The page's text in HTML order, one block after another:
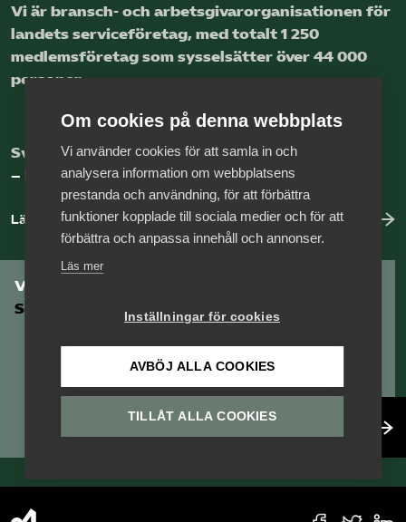
Vi är bransch- och arbetsgivar­organisationen för
landets service­företag, med totalt 1 250
medlems­företag som sysselsätter över 44 000
personer.
Sveriges nya basnäring
– landets främsta integrationsmotor.
Läs mer om oss
Vill du vara en del av
Serviceföretagen?
Om cookies på denna webbplats
Vi använder cookies för att samla in och
analysera information om webbplatsens
prestanda och användning, för att förbättra
funktioner kopplade till sociala medier och för att
förbättra och anpassa innehåll och annonser.
Läs mer
Inställningar för cookies
AVBÖJ ALLA COOKIES
TILLÅT ALLA COOKIES